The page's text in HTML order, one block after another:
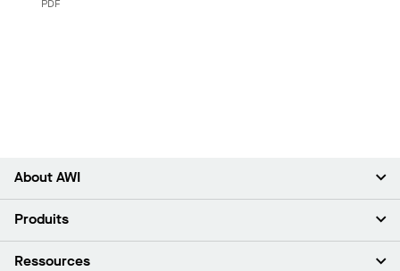
PDF
About AWI
À propos de nous
Produits
Plafonds
Ressources